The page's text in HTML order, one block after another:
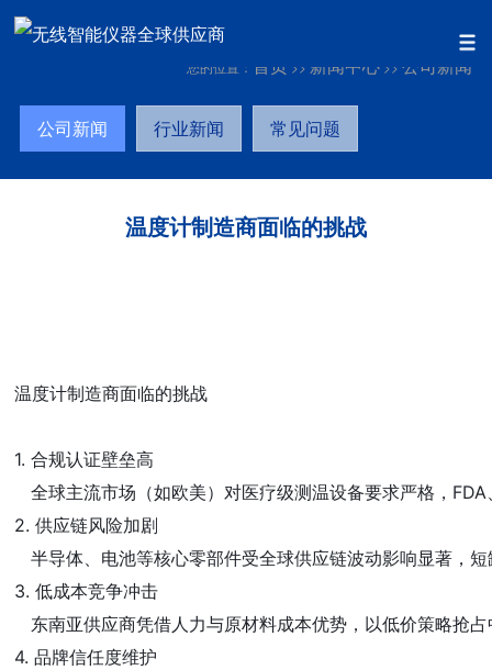
您的位置： 首页 >> 新闻中心 >>公司新闻
公司新闻 行业新闻 常见问题
温度计制造商面临的挑战
温度计制造商面临的挑战
1. 合规认证壁垒高
全球主流市场（如欧美）对医疗级测温设备要求严格，
2. 供应链风险加剧
半导体、电池等核心零部件受全球供应链波动影响显著，
3. 低成本竞争冲击
东南亚供应商凭借人力与原材料成本优势，以低价策略抢
4. 品牌信任度维护